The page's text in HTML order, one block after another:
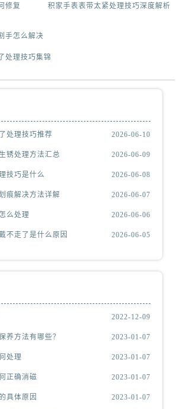
修复
积家手表表带太紧处理技巧深度解析
手怎么解决
处理技巧集锦
处理技巧推荐 2026-06-10
锈处理方法汇总 2026-06-09
技巧是什么 2026-06-08
痕解决方法详解 2026-06-07
么处理 2026-06-06
不走了是什么原因 2026-06-05
2022-12-09
养方法有哪些？ 2023-01-07
处理 2023-01-07
正确消磁 2023-01-07
具体原因 2023-01-07